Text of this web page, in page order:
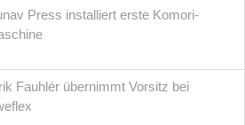
Press installiert erste Komori-
Fauhlér übernimmt Vorsitz bei